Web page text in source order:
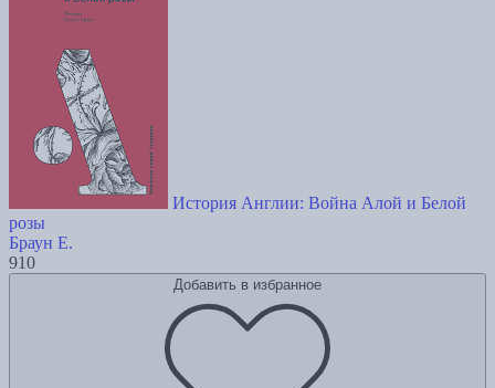
История Англии: Война Алой и Белой
розы
Браун Е.
910
Добавить в избранное